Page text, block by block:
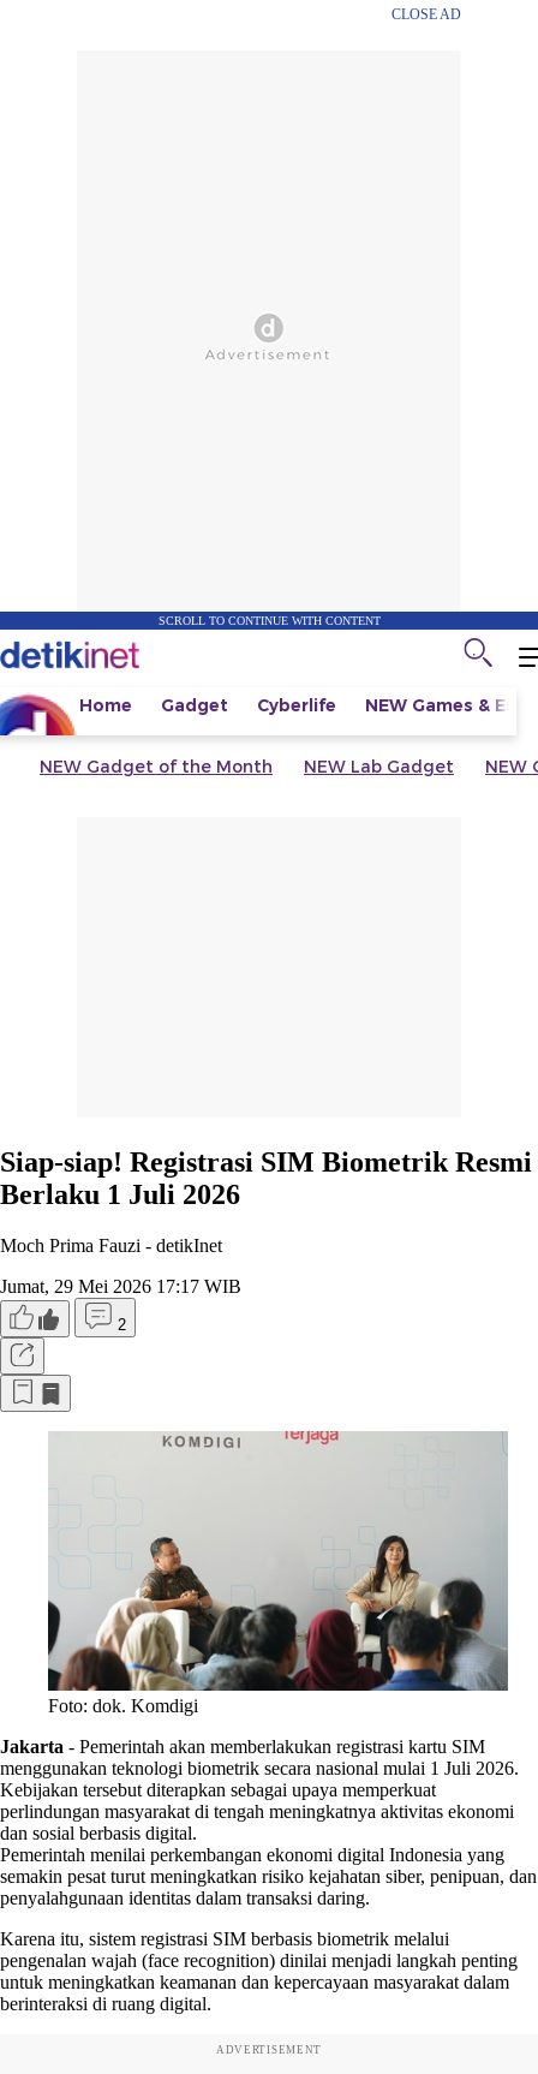
CLOSE AD
SCROLL TO CONTINUE WITH CONTENT
Home Gadget Cyberlife NEW Games &
NEW Gadget of the Month NEW Lab Gadget NEW
Siap-siap! Registrasi SIM Biometrik Resmi
Berlaku 1 Juli 2026
Moch Prima Fauzi - detikInet
Jumat, 29 Mei 2026 17:17 WIB
2
Foto: dok. Komdigi
Jakarta - Pemerintah akan memberlakukan registrasi kartu SIM
menggunakan teknologi biometrik secara nasional mulai 1 Juli 2026.
Kebijakan tersebut diterapkan sebagai upaya memperkuat
perlindungan masyarakat di tengah meningkatnya aktivitas ekonomi
dan sosial berbasis digital.
Pemerintah menilai perkembangan ekonomi digital Indonesia yang
semakin pesat turut meningkatkan risiko kejahatan siber, penipuan, dan
penyalahgunaan identitas dalam transaksi daring.
Karena itu, sistem registrasi SIM berbasis biometrik melalui
pengenalan wajah (face recognition) dinilai menjadi langkah penting
untuk meningkatkan keamanan dan kepercayaan masyarakat dalam
berinteraksi di ruang digital.
ADVERTISEMENT